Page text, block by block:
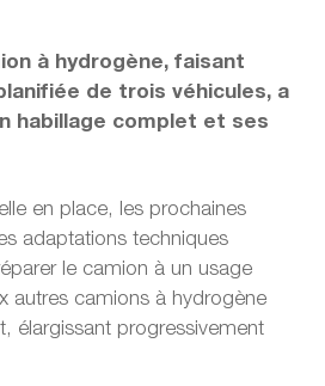
à hydrogène, faisant
de trois véhicules, a
habillage complet et ses
en place, les prochaines
adaptations techniques
le camion à un usage
autres camions à hydrogène
élargissant progressivement